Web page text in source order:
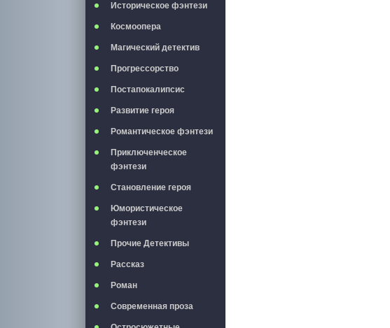
Историческое фэнтези
Космоопера
Магический детектив
Прогрессорство
Постапокалипсис
Развитие героя
Романтическое фэнтези
Приключенческое
фэнтези
Становление героя
Юмористическое
фэнтези
Прочие Детективы
Рассказ
Роман
Современная проза